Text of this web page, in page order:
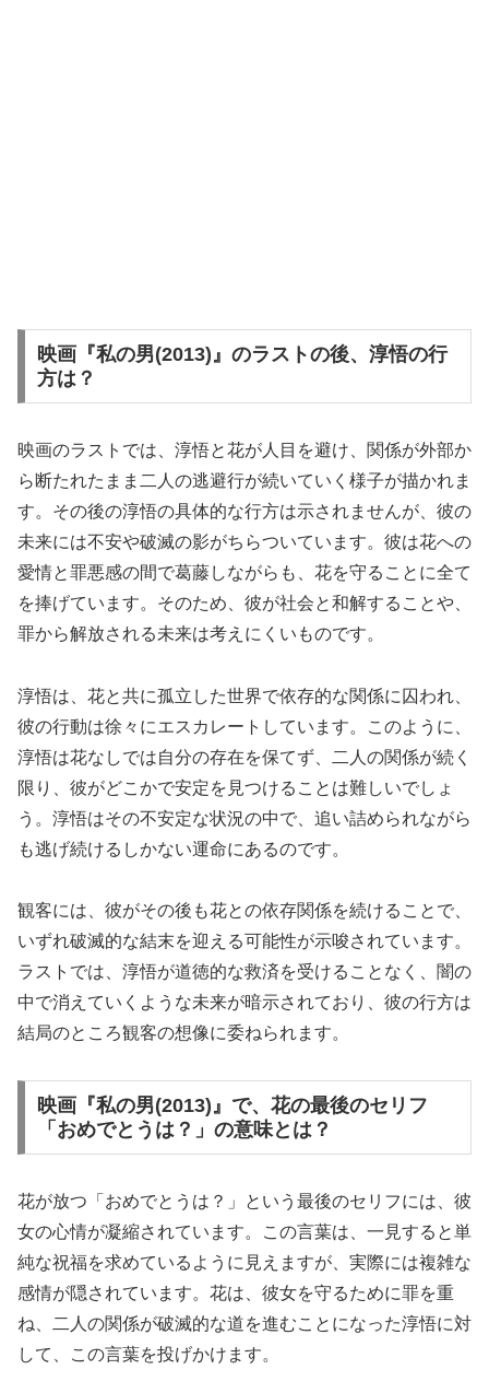
映画『私の男(2013)』のラストの後、淳悟の行
方は？
映画のラストでは、淳悟と花が人目を避け、関係が外部か
ら断たれたまま二人の逃避行が続いていく様子が描かれま
す。その後の淳悟の具体的な行方は示されませんが、彼の
未来には不安や破滅の影がちらついています。彼は花への
愛情と罪悪感の間で葛藤しながらも、花を守ることに全て
を捧げています。そのため、彼が社会と和解することや、
罪から解放される未来は考えにくいものです。
淳悟は、花と共に孤立した世界で依存的な関係に囚われ、
彼の行動は徐々にエスカレートしています。このように、
淳悟は花なしでは自分の存在を保てず、二人の関係が続く
限り、彼がどこかで安定を見つけることは難しいでしょ
う。淳悟はその不安定な状況の中で、追い詰められながら
も逃げ続けるしかない運命にあるのです。
観客には、彼がその後も花との依存関係を続けることで、
いずれ破滅的な結末を迎える可能性が示唆されています。
ラストでは、淳悟が道徳的な救済を受けることなく、闇の
中で消えていくような未来が暗示されており、彼の行方は
結局のところ観客の想像に委ねられます。
映画『私の男(2013)』で、花の最後のセリフ
「おめでとうは？」の意味とは？
花が放つ「おめでとうは？」という最後のセリフには、彼
女の心情が凝縮されています。この言葉は、一見すると単
純な祝福を求めているように見えますが、実際には複雑な
感情が隠されています。花は、彼女を守るために罪を重
ね、二人の関係が破滅的な道を進むことになった淳悟に対
して、この言葉を投げかけます。